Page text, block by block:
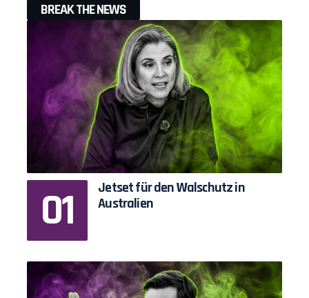
BREAK THE NEWS
Jetset für den Walschutz in
Australien